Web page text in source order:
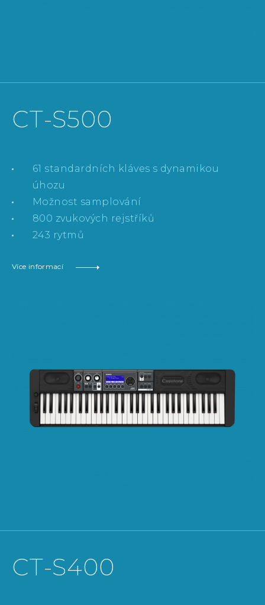
CT-S500
61 standardních kláves s dynamikou
úhozu
Možnost samplování
800 zvukových rejstříků
243 rytmů
Více informací
CT-S400